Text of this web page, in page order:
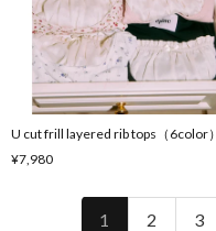
U cut frill layered rib tops（6color）
¥7,980
1 2 3